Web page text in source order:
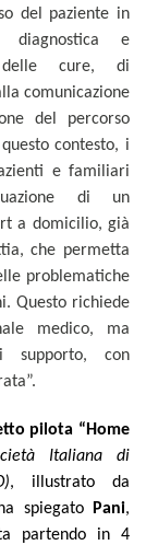
del paziente in
diagnostica e
delle cure, di
comunicazione
del percorso
contesto, i
e familiari
di un
a domicilio, già
che permetta
problematiche
Questo richiede
medico, ma
supporto, con
pilota “Home
Italiana di
, illustrato da
spiegato Pani,
partendo in 4